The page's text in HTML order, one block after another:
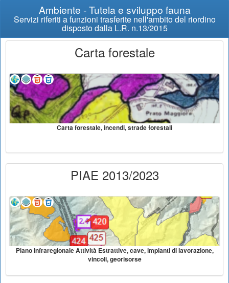
Ambiente - Tutela e sviluppo fauna
Servizi riferiti a funzioni trasferite nell'ambito del riordino
disposto dalla L.R. n.13/2015
Carta forestale
Carta forestale, incendi, strade forestali
PIAE 2013/2023
Piano Infraregionale Attività Estrattive, cave, impianti di lavorazione,
vincoli, georisorse